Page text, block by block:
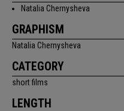
Natalia Chernysheva
GRAPHISM
Natalia Chernysheva
CATEGORY
short films
LENGTH